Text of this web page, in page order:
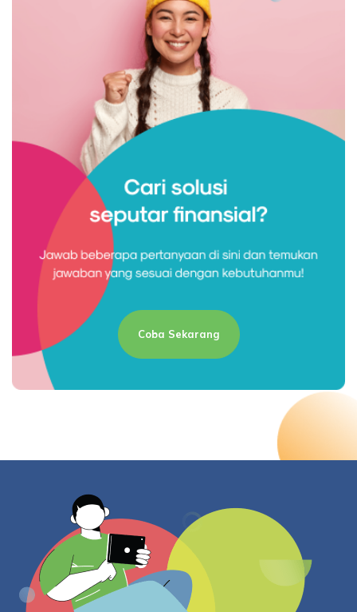
Coba Sekarang